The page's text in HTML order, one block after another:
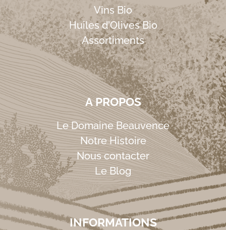
Vins Bio
Huiles d’Olives Bio
Assortiments
A PROPOS
Le Domaine Beauvence
Notre Histoire
Nous contacter
Le Blog
INFORMATIONS